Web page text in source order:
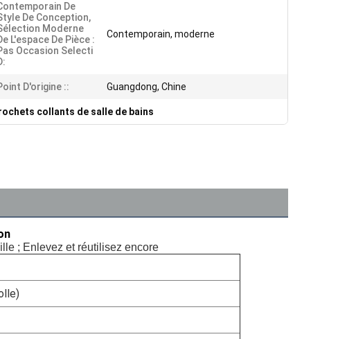
De
De Conception,
Moderne
L'espace De Pièce :
Occasion Selecti
Contemporain, moderne
D'origine :: Guangdong, Chine
collants de salle de bains
; Enlevez et réutilisez encore